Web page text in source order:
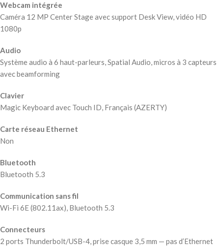
Webcam intégrée
Caméra 12 MP Center Stage avec support Desk View, vidéo HD
1080p
Audio
Système audio à 6 haut-parleurs, Spatial Audio, micros à 3 capteurs
avec beamforming
Clavier
Magic Keyboard avec Touch ID, Français (AZERTY)
Carte réseau Ethernet
Non
Bluetooth
Bluetooth 5.3
Communication sans fil
Wi-Fi 6E (802.11ax), Bluetooth 5.3
Connecteurs
2 ports Thunderbolt/USB-4, prise casque 3,5 mm — pas d’Ethernet